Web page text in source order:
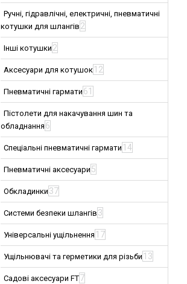
Ручні, гідравлічні, електричні, пневматичні
котушки для шлангів 2
Інші котушки 2
Аксесуари для котушок 12
Пневматичні гармати 61
Пістолети для накачування шин та
обладнання 6
Спеціальні пневматичні гармати 14
Пневматичні аксесуари 5
Обкладинки 37
Системи безпеки шлангів 3
Універсальні ущільнення 17
Ущільнювачі та герметики для різьби 13
Садові аксесуари FT7